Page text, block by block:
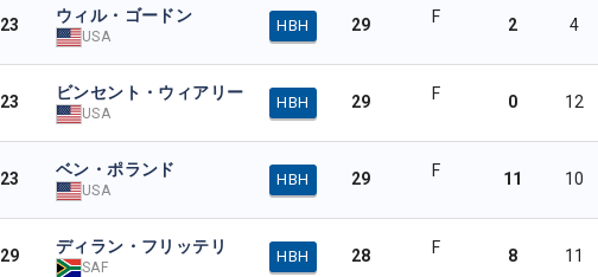
23 ウィル・ゴードン
USA
HBH 29 F 2 4
23 ビンセント・ウィアリー
USA
HBH 29 F 0 12
23 ベン・ポランド
USA
HBH 29 F 11 10
29 ディラン・フリッテリ
SAF
HBH 28 F 8 11